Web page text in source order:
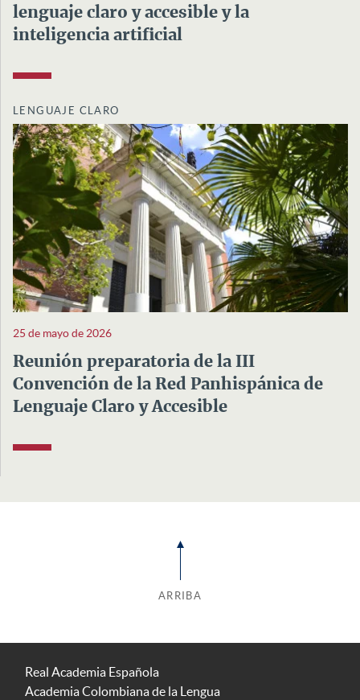
lenguaje claro y accesible y la
inteligencia artificial
LENGUAJE CLARO
25 de mayo de 2026
Reunión preparatoria de la III
Convención de la Red Panhispánica de
Lenguaje Claro y Accesible
ARRIBA
Real Academia Española
Academia Colombiana de la Lengua